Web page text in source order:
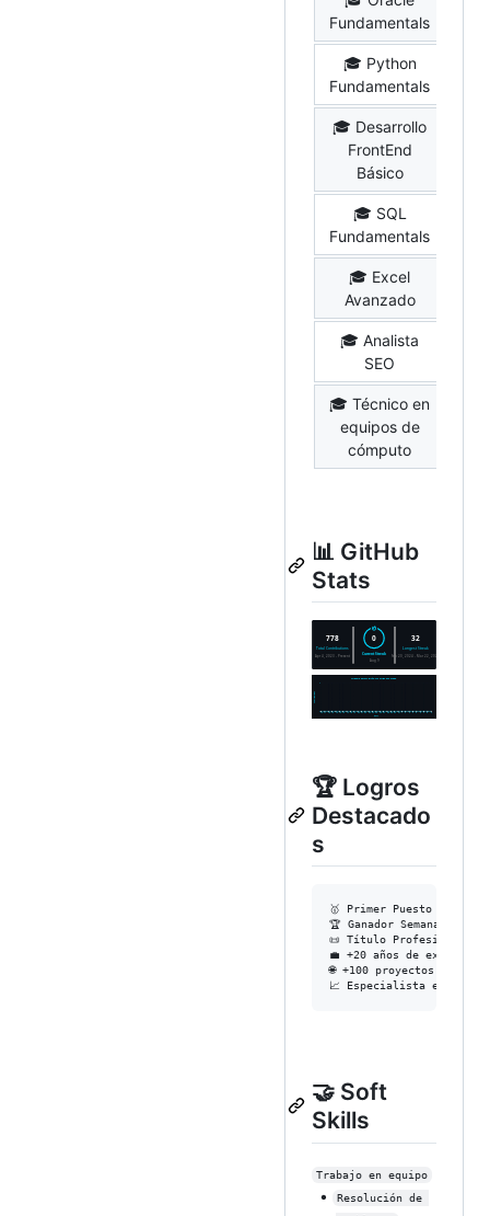
Fundamentals
🎓 Python
Fundamentals
🎓 Desarrollo
FrontEnd
Básico
🎓 SQL
Fundamentals
🎓 Excel
Avanzado
🎓 Analista
SEO
🎓 Técnico en
equipos de
cómputo
📊 GitHub
Stats
🏆 Logros
Destacado
s
🥇 Primer Puesto -
🏆 Ganador Semana de
📜 Título Profesional
💼 +20 años de
🌐 +100 proyectos web
🤝 Soft
Skills
Trabajo en equipo
•
Resolución de